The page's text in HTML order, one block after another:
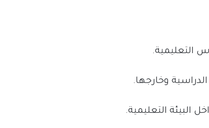
التعليمية.
وخارجها.
البيئة التعليمية.